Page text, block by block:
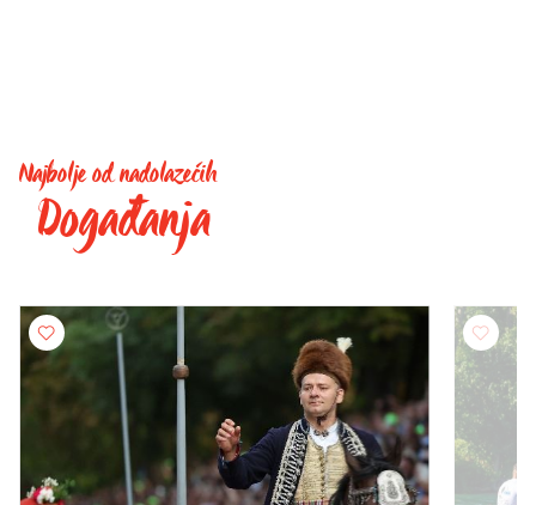
Najbolje od nadolazećih
Događanja